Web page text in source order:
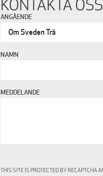
KONTAKTA OSS
ANGÅENDE
NAMN
MEDDELANDE
THIS SITE IS PROTECTED BY RECAPTCHA